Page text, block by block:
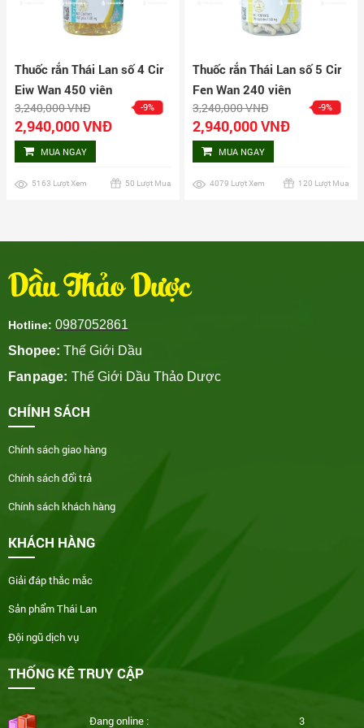
Thuốc rắn Thái Lan số 4 Cir
Eiw Wan 450 viên
3,240,000 VNĐ -9%
2,940,000 VNĐ
MUA NGAY
5163 Lượt Xem 50 Lượt Mua
Thuốc rắn Thái Lan số 5 Cir
Fen Wan 240 viên
3,240,000 VNĐ -9%
2,940,000 VNĐ
MUA NGAY
4079 Lượt Xem 120 Lượt Mua
Dầu Thảo Dược
Hotline: 0987052861
Shopee: Thế Giới Dầu
Fanpage: Thế Giới Dầu Thảo Dược
CHÍNH SÁCH
Chính sách giao hàng
Chính sách đổi trả
Chính sách khách hàng
KHÁCH HÀNG
Giải đáp thắc mắc
Sản phẩm Thái Lan
Đội ngũ dịch vụ
THỐNG KÊ TRUY CẬP
Đang online : 3